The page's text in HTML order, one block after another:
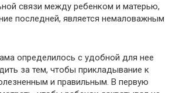
связи между ребенком и матерью,
последней, является немаловажным
определилось с удобной для нее
за тем, чтобы прикладывание к
и правильным. В первую